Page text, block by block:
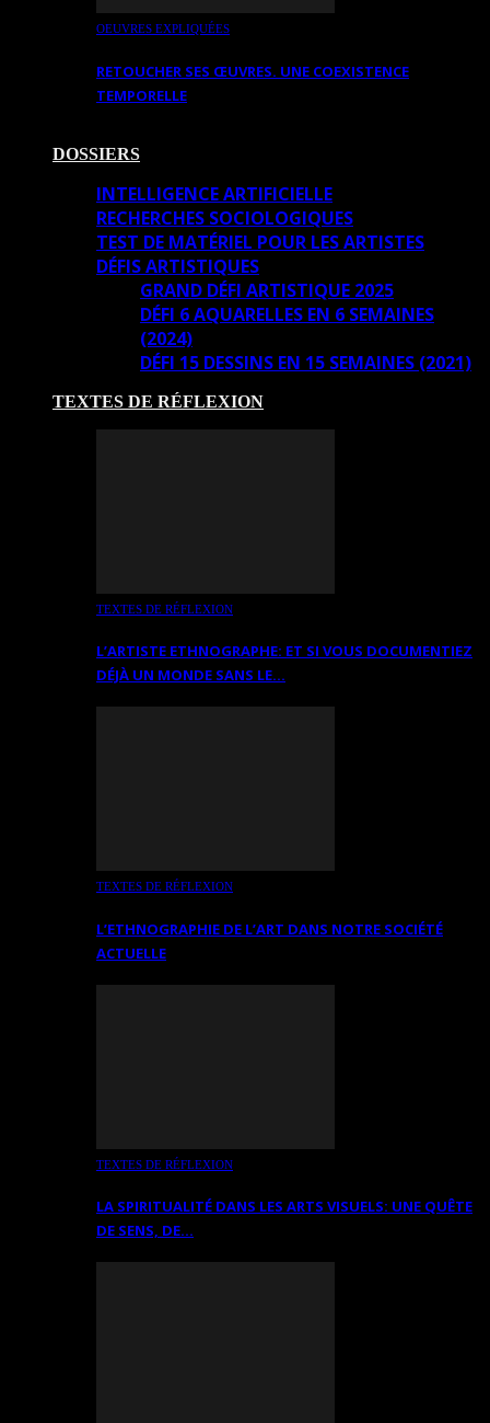
OEUVRES EXPLIQUÉES
RETOUCHER SES ŒUVRES. UNE COEXISTENCE
TEMPORELLE
DOSSIERS
INTELLIGENCE ARTIFICIELLE
RECHERCHES SOCIOLOGIQUES
TEST DE MATÉRIEL POUR LES ARTISTES
DÉFIS ARTISTIQUES
GRAND DÉFI ARTISTIQUE 2025
DÉFI 6 AQUARELLES EN 6 SEMAINES
(2024)
DÉFI 15 DESSINS EN 15 SEMAINES (2021)
TEXTES DE RÉFLEXION
TEXTES DE RÉFLEXION
L’ARTISTE ETHNOGRAPHE: ET SI VOUS DOCUMENTIEZ
DÉJÀ UN MONDE SANS LE…
TEXTES DE RÉFLEXION
L’ETHNOGRAPHIE DE L’ART DANS NOTRE SOCIÉTÉ
ACTUELLE
TEXTES DE RÉFLEXION
LA SPIRITUALITÉ DANS LES ARTS VISUELS: UNE QUÊTE
DE SENS, DE…